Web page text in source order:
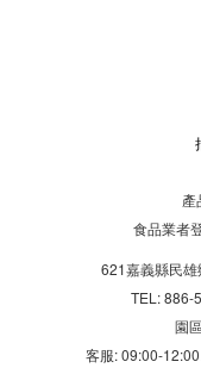
產
食品業者
621嘉義縣民
TEL: 886-
園
客服: 09:00-